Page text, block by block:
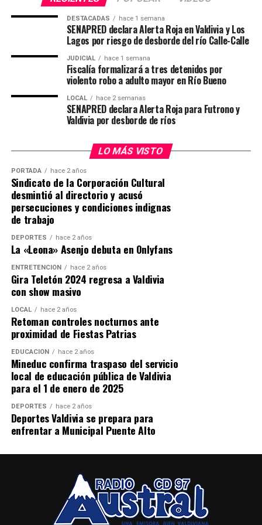
Tapia habrían hecho referencia a que él sería quien
efectuó el disparo que causó la muerte del funcionario
El imputado permanecerá bajo custodia mientras
avanzan las diligencias destinadas a establecer su
responsabilidad en ambos hechos investigados.
Post Views: 16
La máxima autoridad de Carabineros destacó la
trayectoria de los funcionarios lesionados y aseguró que
ambos cuentan con experiencia en procedimientos de
alta complejidad.
“Ellos ya habían participado en la captura de otros
prófugos; es personal que siempre ha estado en
situaciones de extrema complejidad y no han temido
combatir el crimen organizado”, afirmó.
desarrollado por los equipos especializados que
participaron en la búsqueda del imputado y reiteró que
la institución continuará realizando diligencias para
ubicar a personas prófugas de la justicia.
“Le pido a toda la gente que siga rezando, que siga
pidiendo por la salud del cabo primero Cosme”, expresó.
Procedimiento terminó con imputado
detenido
El operativo se desarrolló durante la tarde del miércoles
15 de julio en una vivienda ubicada en el sector Las
Minas, donde personal del Grupo de Operaciones
Policiales Especiales (GOPE) intentaba concretar la
captura de Carlos Cancino Tapia.
Según los antecedentes investigativos, el sujeto era
buscado por su presunta participación en el homicidio
del suboficial mayor Eugenio Naín, funcionario
asesinado en una emboscada registrada en la Ruta 5 Sur,
Durante el enfrentamiento, Cancino Tapia también
resultó herido y fue trasladado hasta el Hospital Base de
Valdivia fuera de riesgo vital.
DESTACADAS hace 1 semana
SENAPRED declara Alerta Roja en Valdivia y Los
Lagos por riesgo de desborde del río Calle-Calle
JUDICIAL hace 1 semana
Fiscalía formalizará a tres detenidos por
violento robo a adulto mayor en Río Bueno
LOCAL hace 2 semanas
SENAPRED declara Alerta Roja para Futrono y
Valdivia por desborde de ríos
LO MÁS VISTO
PORTADA hace 2 años
Sindicato de la Corporación Cultural
desmintió al directorio y acusó
persecuciones y condiciones indignas
de trabajo
DEPORTES hace 2 años
La «Leona» Asenjo debuta en Onlyfans
ENTRETENCIÓN hace 2 años
Gira Teletón 2024 regresa a Valdivia
con show masivo
LOCAL hace 2 años
Retoman controles nocturnos ante
proximidad de Fiestas Patrias
EDUCACIÓN hace 2 años
Mineduc confirma traspaso del servicio
local de educación pública de Valdivia
para el 1 de enero de 2025
DEPORTES hace 2 años
Deportes Valdivia se prepara para
enfrentar a Municipal Puente Alto